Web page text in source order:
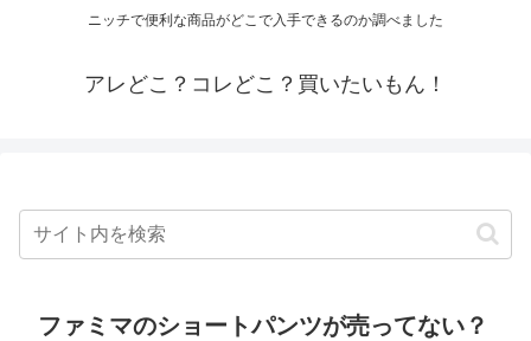
ニッチで便利な商品がどこで入手できるのか調べました
アレどこ？コレどこ？買いたいもん！
ファミマのショートパンツが売ってない？